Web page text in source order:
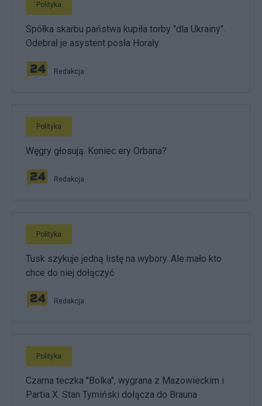
Polityka
Spółka skarbu państwa kupiła torby "dla Ukrainy".
Odebrał je asystent posła Horały
Redakcja
Polityka
Węgry głosują. Koniec ery Orbana?
Redakcja
Polityka
Tusk szykuje jedną listę na wybory. Ale mało kto
chce do niej dołączyć
Redakcja
Polityka
Czarna teczka "Bolka", wygrana z Mazowieckim i
Partia X. Stan Tymiński dołącza do Brauna